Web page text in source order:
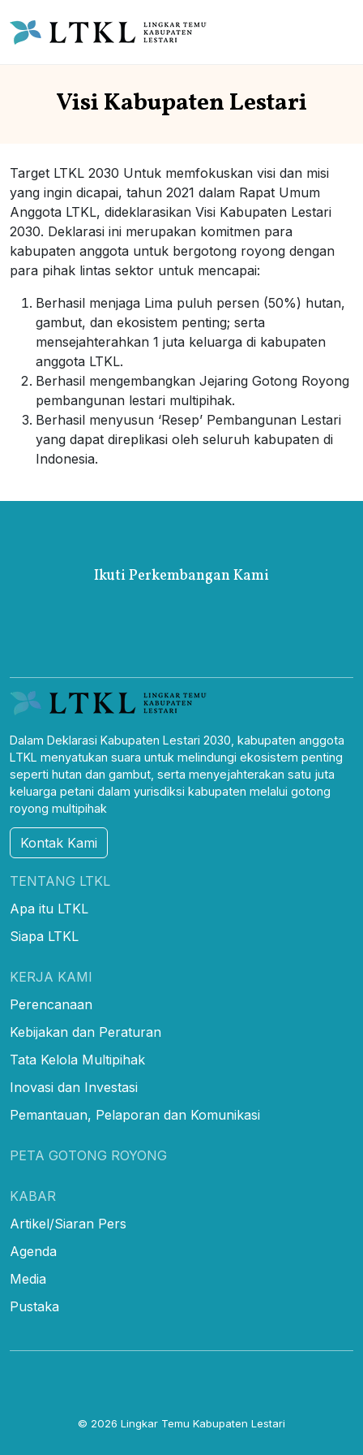
Visi Kabupaten Lestari
Target LTKL 2030 Untuk memfokuskan visi dan misi
yang ingin dicapai, tahun 2021 dalam Rapat Umum
Anggota LTKL, dideklarasikan Visi Kabupaten Lestari
2030. Deklarasi ini merupakan komitmen para
kabupaten anggota untuk bergotong royong dengan
para pihak lintas sektor untuk mencapai:
Berhasil menjaga Lima puluh persen (50%) hutan,
gambut, dan ekosistem penting; serta
mensejahterahkan 1 juta keluarga di kabupaten
anggota LTKL.
Berhasil mengembangkan Jejaring Gotong Royong
pembangunan lestari multipihak.
Berhasil menyusun ‘Resep’ Pembangunan Lestari
yang dapat direplikasi oleh seluruh kabupaten di
Indonesia.
Ikuti Perkembangan Kami
Dalam Deklarasi Kabupaten Lestari 2030, kabupaten anggota
LTKL menyatukan suara untuk melindungi ekosistem penting
seperti hutan dan gambut, serta menyejahterakan satu juta
keluarga petani dalam yurisdiksi kabupaten melalui gotong
royong multipihak
Kontak Kami
TENTANG LTKL
Apa itu LTKL
Siapa LTKL
KERJA KAMI
Perencanaan
Kebijakan dan Peraturan
Tata Kelola Multipihak
Inovasi dan Investasi
Pemantauan, Pelaporan dan Komunikasi
PETA GOTONG ROYONG
KABAR
Artikel/Siaran Pers
Agenda
Media
Pustaka
© 2026 Lingkar Temu Kabupaten Lestari